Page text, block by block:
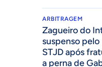
ARBITRAGEM
Zagueiro do
suspenso pelo
STJD após
a perna de